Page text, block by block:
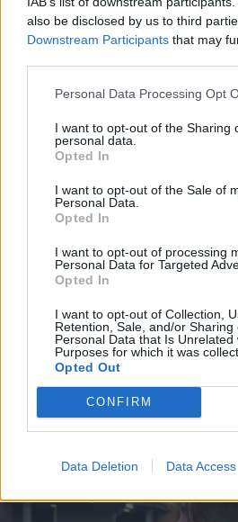
also be disclosed by us to third
Downstream Participants that may
Personal Data Processing Opt
I want to opt-out of the Sharing
personal data.
Opted In
I want to opt-out of the Sale of
Personal Data.
Opted In
I want to opt-out of processing
Personal Data for Targeted
Opted In
I want to opt-out of Collection,
Retention, Sale, and/or Sharing
Personal Data that Is Unrelated
Purposes for which it was
Opted Out
CONFIRM
Data Deletion Data Access